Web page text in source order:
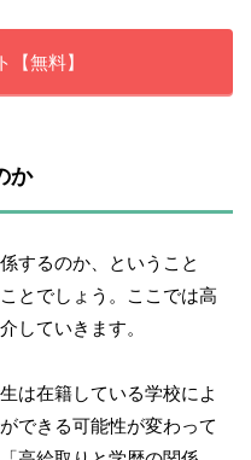
【無料】
か
するのか、ということ
とでしょう。ここでは高
していきます。
は在籍している学校によ
できる可能性が変わって